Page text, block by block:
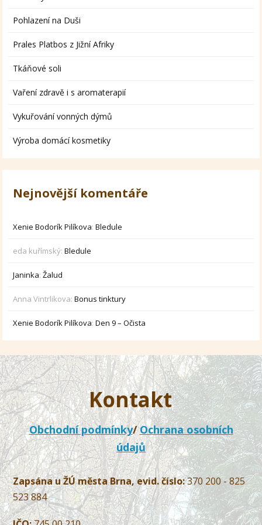
Pohlazení na Duši
Prales Platbos z Jižní Afriky
Tkáňové soli
Vaření zdravě i s aromaterapií
Vykuřování vonných dýmů
Výroba domácí kosmetiky
Nejnovější komentáře
Xenie Bodorík Pilíkova:Bledule
eda kuřímský:Bledule
Janinka:Žalud
Anna Vintrlikova:Bonus tinktury
Xenie Bodorík Pilíkova:Den 9 – Očista
Kontakt
Obchodní podmínky/Ochrana osobních
údajů
Zapsána u ŽÚ města Brna, evid. číslo:370 200 - 825
523 884